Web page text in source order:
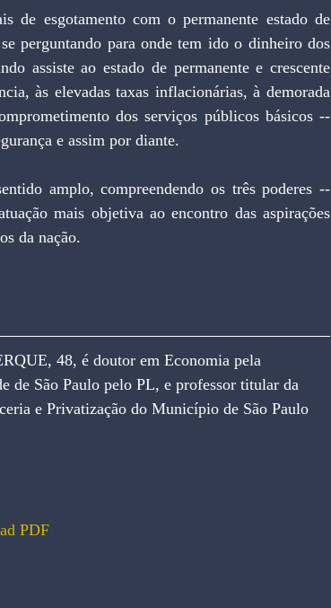
perguntando para onde tem ido o dinheiro dos
assiste ao estado de permanente e crescente
às elevadas taxas inflacionárias, à demorada
dos serviços públicos básicos --
e assim por diante.
mais objetiva ao encontro das aspirações
da nação.
48, é doutor em Economia pela
de São Paulo pelo PL, e professor titular da
e Privatização do Município de São Paulo
PDF